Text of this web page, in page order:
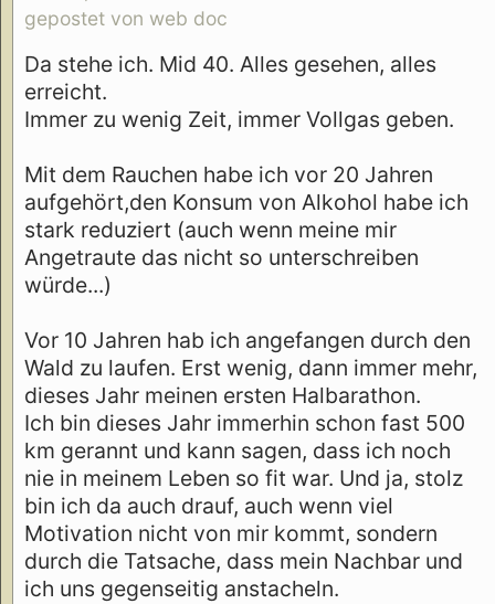
gepostet von web doc
Da stehe ich. Mid 40. Alles gesehen, alles
erreicht.
Immer zu wenig Zeit, immer Vollgas geben.
Mit dem Rauchen habe ich vor 20 Jahren
aufgehört,den Konsum von Alkohol habe ich
stark reduziert (auch wenn meine mir
Angetraute das nicht so unterschreiben
würde...)
Vor 10 Jahren hab ich angefangen durch den
Wald zu laufen. Erst wenig, dann immer mehr,
dieses Jahr meinen ersten Halbarathon.
Ich bin dieses Jahr immerhin schon fast 500
km gerannt und kann sagen, dass ich noch
nie in meinem Leben so fit war. Und ja, stolz
bin ich da auch drauf, auch wenn viel
Motivation nicht von mir kommt, sondern
durch die Tatsache, dass mein Nachbar und
ich uns gegenseitig anstacheln.